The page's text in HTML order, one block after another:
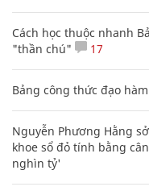
Cách học thuộc nhanh
"thần chú"
17
Bảng công thức đạo
Nguyễn Phương Hằng
khoe sổ đỏ tính bằng
nghìn tỷ'